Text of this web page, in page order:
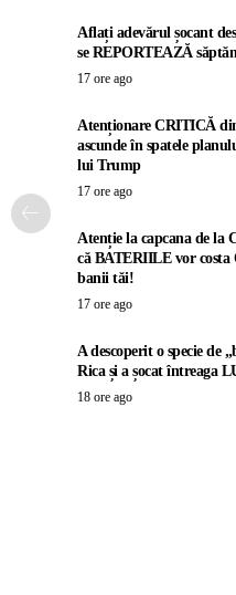
Aflați adevărul șocant
se REPORTEAZĂ
17 ore ago
Atenționare CRITICĂ
ascunde în spatele
lui Trump
17 ore ago
Atenție la capcana de la
că BATERIILE vor
banii tăi!
17 ore ago
A descoperit o specie de
Rica și a șocat întreaga
18 ore ago